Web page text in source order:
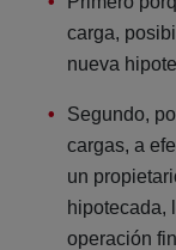
carga,
nueva
Segundo,
cargas, a
un
hipotecada,
operación